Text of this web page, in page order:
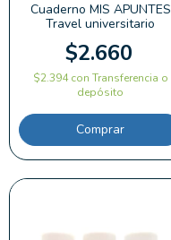
Cuaderno MIS APUNTES
Travel universitario
$2.660
$2.394con Transferencia o
depósito
Comprar